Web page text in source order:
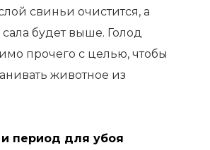
свиньи очистится, а
будет выше. Голод
прочего с целью, чтобы
животное из
период для убоя